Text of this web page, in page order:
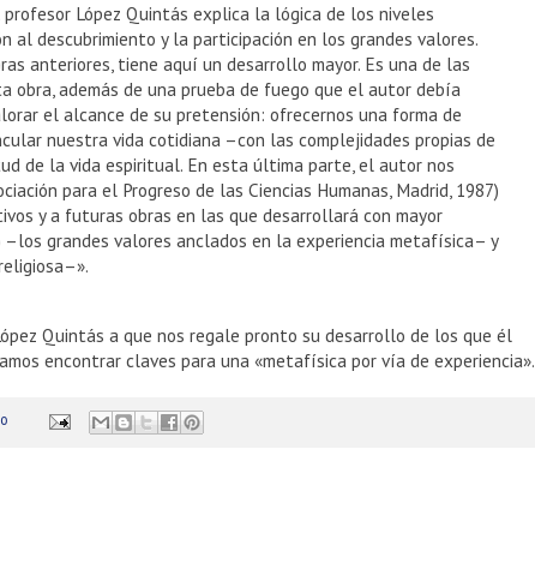
López Quintás explica la lógica de los niveles
al descubrimiento y la participación en los grandes valores.
anteriores, tiene aquí un desarrollo mayor. Es una de las
obra, además de una prueba de fuego que el autor debía
el alcance de su pretensión: ofrecernos una forma de
nuestra vida cotidiana –con las complejidades propias de
de la vida espiritual. En esta última parte, el autor nos
para el Progreso de las Ciencias Humanas, Madrid, 1987)
y a futuras obras en las que desarrollará con mayor
grandes valores anclados en la experiencia metafísica– y
Quintás a que nos regale pronto su desarrollo de los que él
encontrar claves para una «metafísica por vía de experiencia».